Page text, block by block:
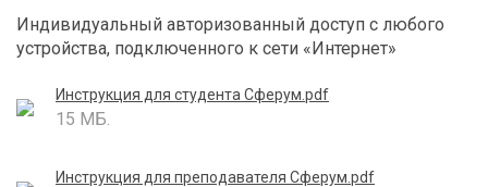
Индивидуальный авторизованный доступ с любого
устройства, подключенного к сети «Интернет»
Инструкция для студента Сферум.pdf
15 МБ.
Инструкция для преподавателя Сферум.pdf